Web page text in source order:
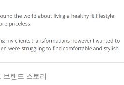
브랜드 스토리